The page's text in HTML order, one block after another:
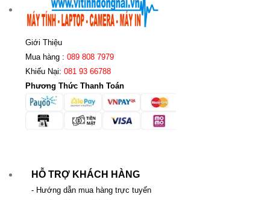
Giới Thiệu
Mua hàng : 089 808 7979
Khiếu Nại: 081 93 66788
Phương Thức Thanh Toán
HỖ TRỢ KHÁCH HÀNG
- Hướng dẫn mua hàng trực tuyến